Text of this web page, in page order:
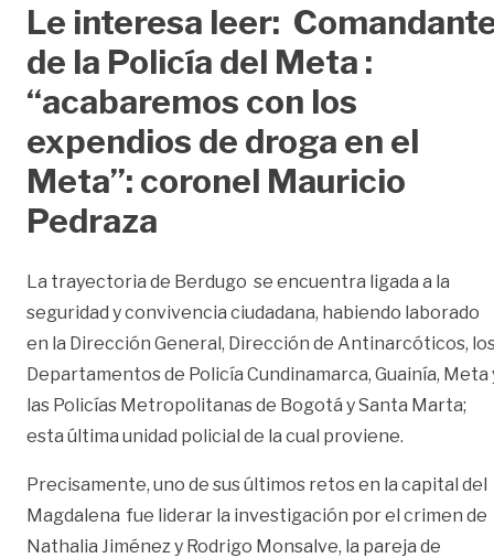
Le interesa leer:
de la Policía del Meta :
“acabaremos con los
expendios de droga en el
Meta”: coronel Mauricio
Pedraza
La trayectoria de Berdugo se encuentra ligada a la
seguridad y convivencia ciudadana, habiendo laborado
en la Dirección General, Dirección de Antinarcóticos,
Departamentos de Policía Cundinamarca, Guainía, Meta
las Policías Metropolitanas de Bogotá y Santa Marta;
esta última unidad policial de la cual proviene.
Precisamente, uno de sus últimos retos en la capital del
Magdalena fue liderar la investigación por el crimen de
Nathalia Jiménez y Rodrigo Monsalve, la pareja de